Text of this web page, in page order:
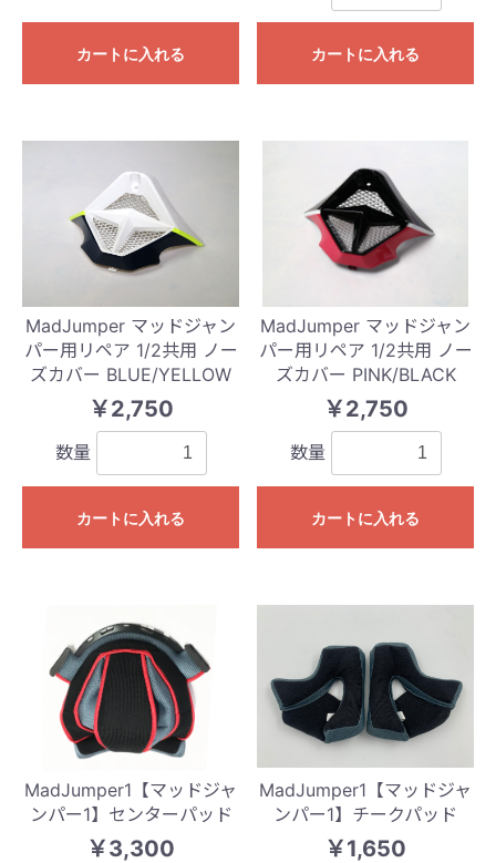
カートに入れる カートに入れる
MadJumper マッドジャン
パー用リペア 1/2共用 ノー
ズカバー BLUE/YELLOW
￥2,750
数量
カートに入れる
MadJumper マッドジャン
パー用リペア 1/2共用 ノー
ズカバー PINK/BLACK
￥2,750
数量
カートに入れる
MadJumper1【マッドジャ
ンパー1】センターパッド
￥3,300
MadJumper1【マッドジャ
ンパー1】チークパッド
￥1,650